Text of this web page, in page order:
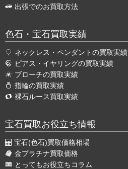
出張でのお買取方法
色石・宝石買取実績
ネックレス・ペンダントの買取実績
ピアス・イヤリングの買取実績
ブローチの買取実績
指輪の買取実績
裸石ルース買取実績
宝石買取お役立ち情報
宝石(色石)買取価格相場
金プラチナ買取価格
とってもお役立ちコラム